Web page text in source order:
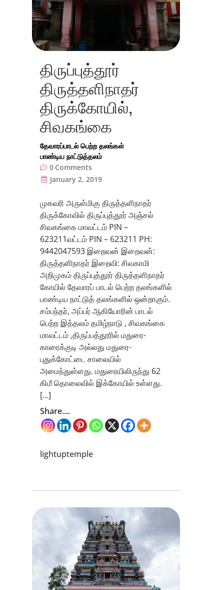
திருப்புத்தூர்
திருத்தளிநாதர்
திருக்கோயில்,
சிவகங்கை
தேவாரப்பாடல் பெற்ற தலங்கள்
பாண்டிய நாட்டுத்தலம்
0 Comments
January 2, 2019
முகவரி அருள்மிகு திருத்தளிநாதர்
திருக்கோவில் திருப்புத்தூர் அஞ்சல்
சிவகங்கை மாவட்டம் PIN –
623211வட்டம் PIN – 623211 PH:
9442047593 இறைவன் இறைவன்:
திருத்தளிநாதர் இறைவி: சிவகாமி
அறிமுகம் திருப்புத்தூர் திருத்தளிநாதர்
கோயில் தேவாரப் பாடல் பெற்ற தலங்களில்
பாண்டிய நாட்டுத் தலங்களில் ஒன்றாகும்.
சம்பந்தர், அப்பர் ஆகியோரின் பாடல்
பெற்ற இத்தலம் தமிழ்நாடு , சிவகங்கை
மாவட்டம் ,திருப்பத்தூரில் மதுரை-
காரைக்குடி அல்லது மதுரை-
புதுக்கோட்டை சாலையில்
அமைந்துள்ளது. மதுரையிலிருந்து 62
கிமீ தொலைவில் இக்கோயில் உள்ளது.
[…]
Share....
lightuptemple